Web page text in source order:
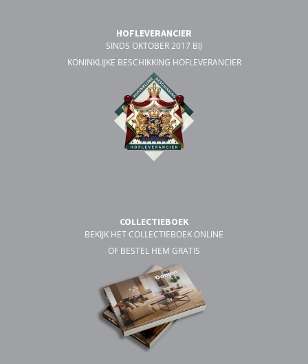
HOFLEVERANCIER
SINDS OKTOBER 2017 BIJ
KONINKLIJKE BESCHIKKING HOFLEVERANCIER
COLLECTIEBOEK
BEKIJK HET COLLECTIEBOEK ONLINE
OF BESTEL HEM GRATIS